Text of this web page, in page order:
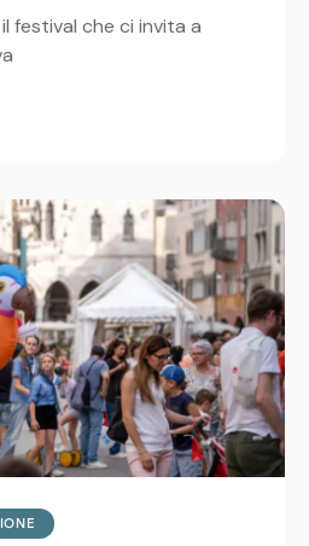
festival che ci invita a